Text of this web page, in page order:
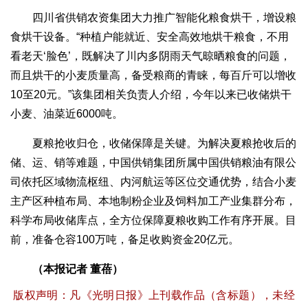
四川省供销农资集团大力推广智能化粮食烘干，增设粮
食烘干设备。“种植户能就近、安全高效地烘干粮食，不用
看老天‘脸色’，既解决了川内多阴雨天气晾晒粮食的问题，
而且烘干的小麦质量高，备受粮商的青睐，每百斤可以增收
10至20元。”该集团相关负责人介绍，今年以来已收储烘干
小麦、油菜近6000吨。
夏粮抢收归仓，收储保障是关键。为解决夏粮抢收后的
储、运、销等难题，中国供销集团所属中国供销粮油有限公
司依托区域物流枢纽、内河航运等区位交通优势，结合小麦
主产区种植布局、本地制粉企业及饲料加工产业集群分布，
科学布局收储库点，全方位保障夏粮收购工作有序开展。目
前，准备仓容100万吨，备足收购资金20亿元。
（本报记者 董蓓）
版权声明：凡《光明日报》上刊载作品（含标题），未经